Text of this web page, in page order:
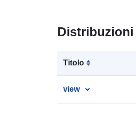
Distribuzioni
Titolo
view